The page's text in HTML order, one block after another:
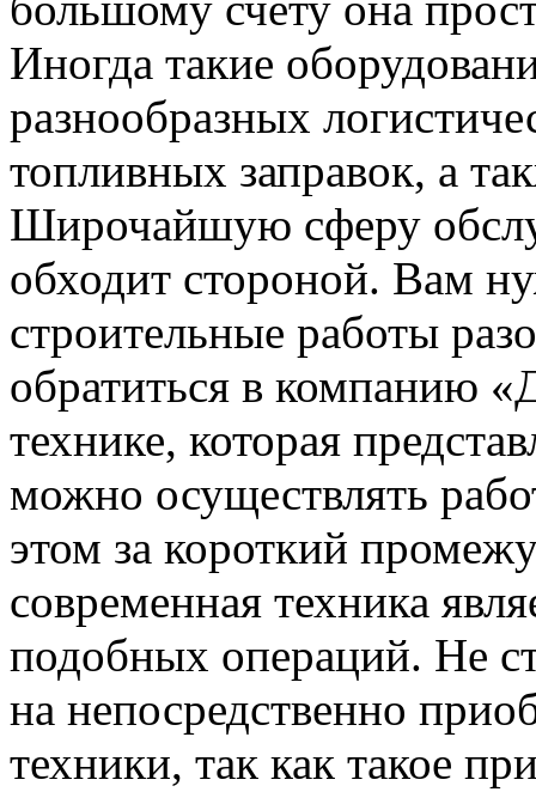
Иногда такие
разнообразных
топливных заправок, а
Широчайшую сферу
обходит стороной. Вам
строительные работы
обратиться в компанию
технике, которая
можно осуществлять
этом за короткий
современная техника
подобных операций. Не
на непосредственно
техники, так как такое